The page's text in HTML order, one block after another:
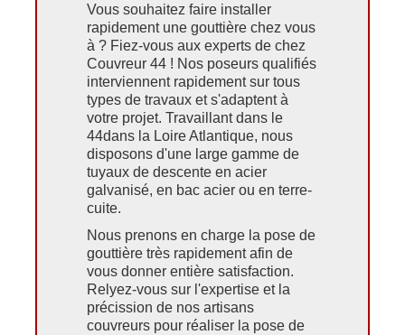
Vous souhaitez faire installer
rapidement une gouttière chez vous
à ? Fiez-vous aux experts de chez
Couvreur 44 ! Nos poseurs qualifiés
interviennent rapidement sur tous
types de travaux et s'adaptent à
votre projet. Travaillant dans le
44dans la Loire Atlantique, nous
disposons d'une large gamme de
tuyaux de descente en acier
galvanisé, en bac acier ou en terre-
cuite.
Nous prenons en charge la pose de
gouttière très rapidement afin de
vous donner entière satisfaction.
Relyez-vous sur l'expertise et la
précission de nos artisans
couvreurs pour réaliser la pose de